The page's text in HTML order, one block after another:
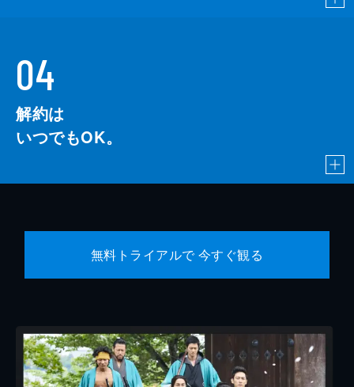
04
解約は
いつでもOK。
無料トライアルで 今すぐ観る